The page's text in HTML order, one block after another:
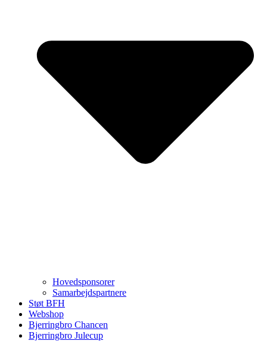
Hovedsponsorer
Samarbejdspartnere
Støt BFH
Webshop
Bjerringbro Chancen
Bjerringbro Julecup